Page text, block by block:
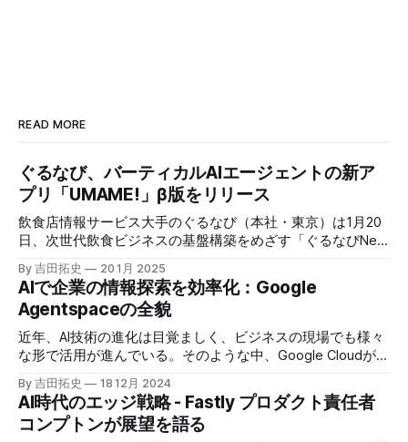
READ MORE
ぐるなび、バーティカルAIエージェントの新ア
プリ「UMAME!」β版をリリース
飲食店情報サービス大手のぐるなび（本社・東京）は1月20
日、次世代飲食ビジネスの基盤構築をめざす「ぐるなびNext
プロジェクト」の初成果として、新たな飲食店探索アプリ
「UMAME!（うまみー！）」のβ版を公開した。
By 吉田拓史 20 1月 2025
AIで企業の情報探索を効率化：Google
Agentspaceの全貌
近年、AI技術の進化は目覚ましく、ビジネスの現場でも様々
な形で活用が進んでいる。そのような中、Google Cloudが新
たに発表したGoogle Agentspaceは、いま注目を集めるAIエ
ージェントがエンタープライズITを大きく変革する予兆と言
えるだろう。
By 吉田拓史 18 12月 2024
AI時代のエッジ戦略 - Fastly プロダクト責任者
コンプトンが展望を語る